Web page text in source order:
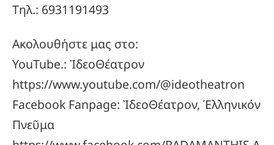
Τηλ.: 6931191493
Ακολουθήστε μας στο:
YouTube.: ἸδεοΘέατρον
https://www.youtube.com/@ideotheatron
Facebook Fanpage: ἸδεοΘέατρον, Ἑλληνικόν
Πνεῦμα